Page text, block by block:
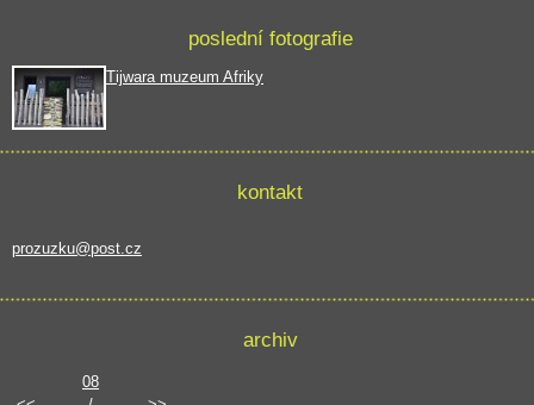
poslední fotografie
Tijwara muzeum Afriky
kontakt
prozuzku@post.cz
archiv
08